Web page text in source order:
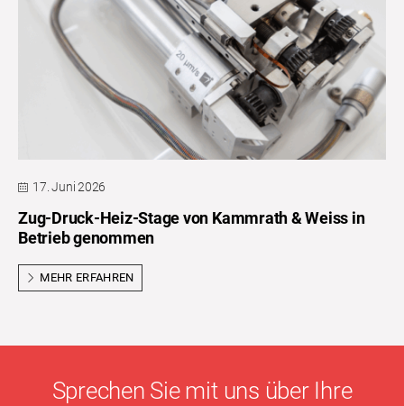
17. Juni 2026
Zug-Druck-Heiz-Stage von Kammrath & Weiss in
Betrieb genommen
MEHR ERFAHREN
Sprechen Sie mit uns über Ihre